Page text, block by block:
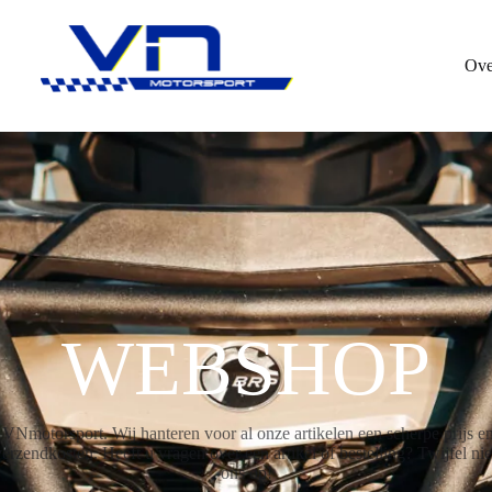
WEBSHOP
Wij hanteren voor al onze artikelen een scherpe prijs
Heeft u vragen over een artikel of bestelling? Twijfel
ons op!